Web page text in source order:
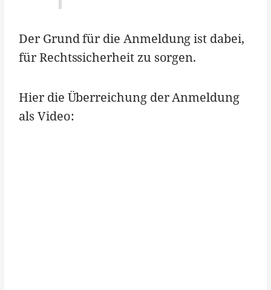
Der Grund für die Anmeldung ist dabei,
für Rechtssicherheit zu sorgen.
Hier die Überreichung der Anmeldung
als Video: